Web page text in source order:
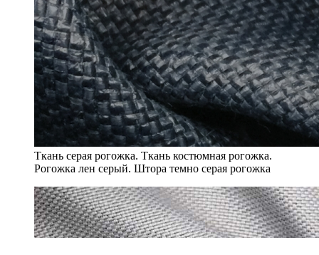
Ткань серая рогожка. Ткань костюмная рогожка.
Рогожка лен серый. Штора темно серая рогожка